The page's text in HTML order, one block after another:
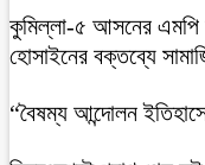
কুমিল্লা-৫ আসনের এমপি
হোসাইনের বক্তব্যে
“বৈষম্য আন্দোলন